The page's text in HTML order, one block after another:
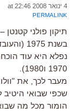
4 ינואר 2008 at 22:46
PERMALINK
תיקון פולני קטנטן
נפלא היא עוד
1970 ו1980).
מעבר לכך, את
שכפי שבואי היטיב
הומור מכל מה